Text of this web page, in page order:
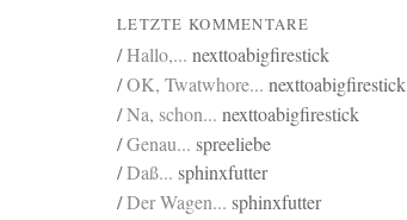
LETZTE KOMMENTARE
/Hallo,... nexttoabigfirestick
/OK, Twatwhore... nexttoabigfirestick
/Na, schon... nexttoabigfirestick
/Genau... spreeliebe
/Daß... sphinxfutter
/Der Wagen... sphinxfutter